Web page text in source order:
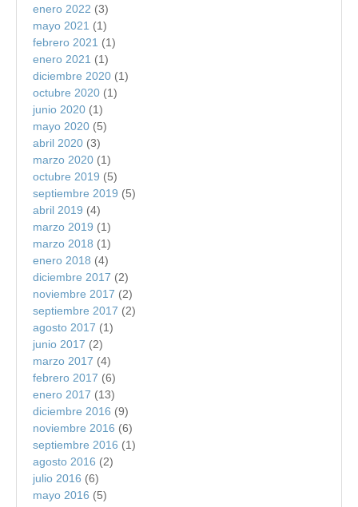
enero 2022 (3)
mayo 2021 (1)
febrero 2021 (1)
enero 2021 (1)
diciembre 2020 (1)
octubre 2020 (1)
junio 2020 (1)
mayo 2020 (5)
abril 2020 (3)
marzo 2020 (1)
octubre 2019 (5)
septiembre 2019 (5)
abril 2019 (4)
marzo 2019 (1)
marzo 2018 (1)
enero 2018 (4)
diciembre 2017 (2)
noviembre 2017 (2)
septiembre 2017 (2)
agosto 2017 (1)
junio 2017 (2)
marzo 2017 (4)
febrero 2017 (6)
enero 2017 (13)
diciembre 2016 (9)
noviembre 2016 (6)
septiembre 2016 (1)
agosto 2016 (2)
julio 2016 (6)
mayo 2016 (5)